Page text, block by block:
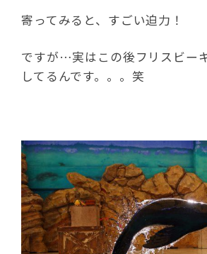
寄ってみると、すごい迫力！
ですが…実はこの後フリスビー
してるんです。。。笑